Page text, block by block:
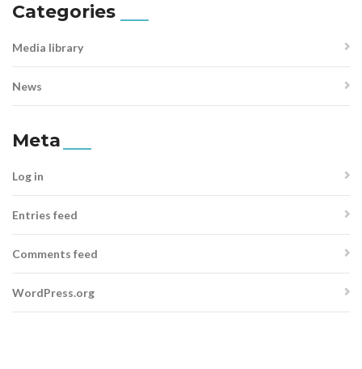
Categories
Media library
News
Meta
Log in
Entries feed
Comments feed
WordPress.org